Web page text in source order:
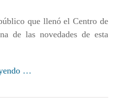
que llenó el Centro de
de las novedades de esta
…